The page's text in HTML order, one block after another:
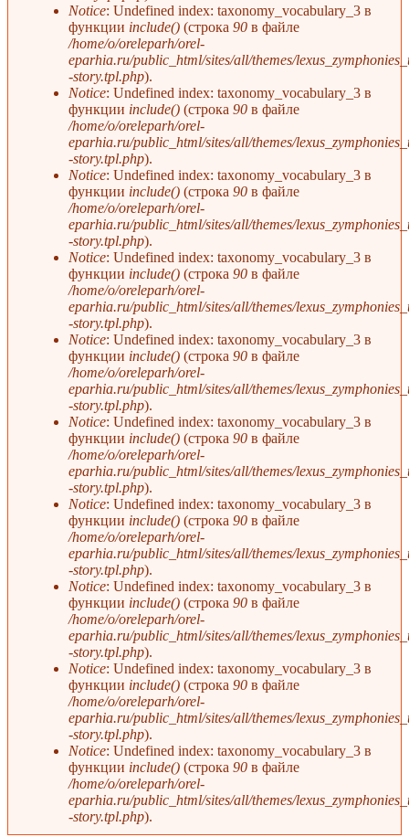
Notice: Undefined index: taxonomy_vocabulary_3 в
функции include() (строка 90 в файле
/home/o/oreleparh/orel-
eparhia.ru/public_html/sites/all/themes/
-story.tpl.php).
Notice: Undefined index: taxonomy_vocabulary_3 в
функции include() (строка 90 в файле
/home/o/oreleparh/orel-
eparhia.ru/public_html/sites/all/themes/
-story.tpl.php).
Notice: Undefined index: taxonomy_vocabulary_3 в
функции include() (строка 90 в файле
/home/o/oreleparh/orel-
eparhia.ru/public_html/sites/all/themes/
-story.tpl.php).
Notice: Undefined index: taxonomy_vocabulary_3 в
функции include() (строка 90 в файле
/home/o/oreleparh/orel-
eparhia.ru/public_html/sites/all/themes/
-story.tpl.php).
Notice: Undefined index: taxonomy_vocabulary_3 в
функции include() (строка 90 в файле
/home/o/oreleparh/orel-
eparhia.ru/public_html/sites/all/themes/
-story.tpl.php).
Notice: Undefined index: taxonomy_vocabulary_3 в
функции include() (строка 90 в файле
/home/o/oreleparh/orel-
eparhia.ru/public_html/sites/all/themes/
-story.tpl.php).
Notice: Undefined index: taxonomy_vocabulary_3 в
функции include() (строка 90 в файле
/home/o/oreleparh/orel-
eparhia.ru/public_html/sites/all/themes/
-story.tpl.php).
Notice: Undefined index: taxonomy_vocabulary_3 в
функции include() (строка 90 в файле
/home/o/oreleparh/orel-
eparhia.ru/public_html/sites/all/themes/
-story.tpl.php).
Notice: Undefined index: taxonomy_vocabulary_3 в
функции include() (строка 90 в файле
/home/o/oreleparh/orel-
eparhia.ru/public_html/sites/all/themes/
-story.tpl.php).
Notice: Undefined index: taxonomy_vocabulary_3 в
функции include() (строка 90 в файле
/home/o/oreleparh/orel-
eparhia.ru/public_html/sites/all/themes/
-story.tpl.php).